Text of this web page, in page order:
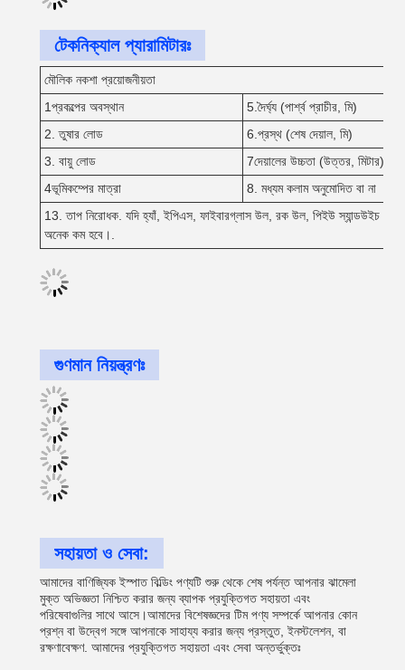
টেকনিক্যাল প্যারামিটারঃ
মৌলিক নকশা প্রয়োজনীয়তা
1প্রকল্পের অবস্থান
5.দৈর্ঘ্য (পার্শ্ব প্রাচীর, মি)
2. তুষার লোড
6.প্রস্থ (শেষ দেয়াল, মি)
3. বায়ু লোড
7দেয়ালের উচ্চতা (উত্তর, মিটার)
4ভূমিকম্পের মাত্রা
8. মধ্যম কলাম অনুমোদিত বা না
13. তাপ নিরোধক. যদি হ্যাঁ, ইপিএস, ফাইবারগ্লাস উল, রক উল, পিইউ স্যান্ডউইচ
অনেক কম হবে।.
গুণমান নিয়ন্ত্রণঃ
সহায়তা ও সেবা:
আমাদের বাণিজ্যিক ইস্পাত বিল্ডিং পণ্যটি শুরু থেকে শেষ পর্যন্ত আপনার ঝামেলা
মুক্ত অভিজ্ঞতা নিশ্চিত করার জন্য ব্যাপক প্রযুক্তিগত সহায়তা এবং
পরিষেবাগুলির সাথে আসে।আমাদের বিশেষজ্ঞদের টিম পণ্য সম্পর্কে আপনার কোন
প্রশ্ন বা উদ্বেগ সঙ্গে আপনাকে সাহায্য করার জন্য প্রস্তুত, ইনস্টলেশন, বা
রক্ষণাবেক্ষণ. আমাদের প্রযুক্তিগত সহায়তা এবং সেবা অন্তর্ভুক্তঃ